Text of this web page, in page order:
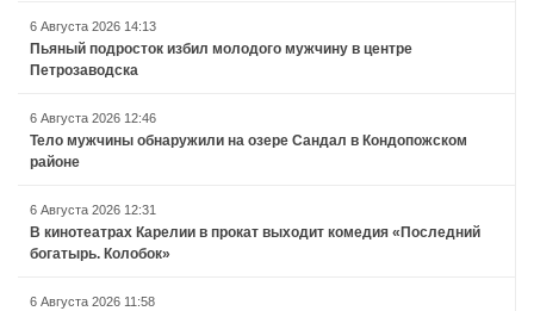
6 Августа 2026 14:13
Пьяный подросток избил молодого мужчину в центре
Петрозаводска
6 Августа 2026 12:46
Тело мужчины обнаружили на озере Сандал в Кондопожском
районе
6 Августа 2026 12:31
В кинотеатрах Карелии в прокат выходит комедия «Последний
богатырь. Колобок»
6 Августа 2026 11:58